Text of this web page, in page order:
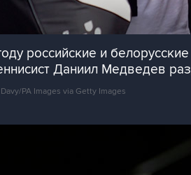
российские и
Даниил Медведев
PA Images via Getty Images